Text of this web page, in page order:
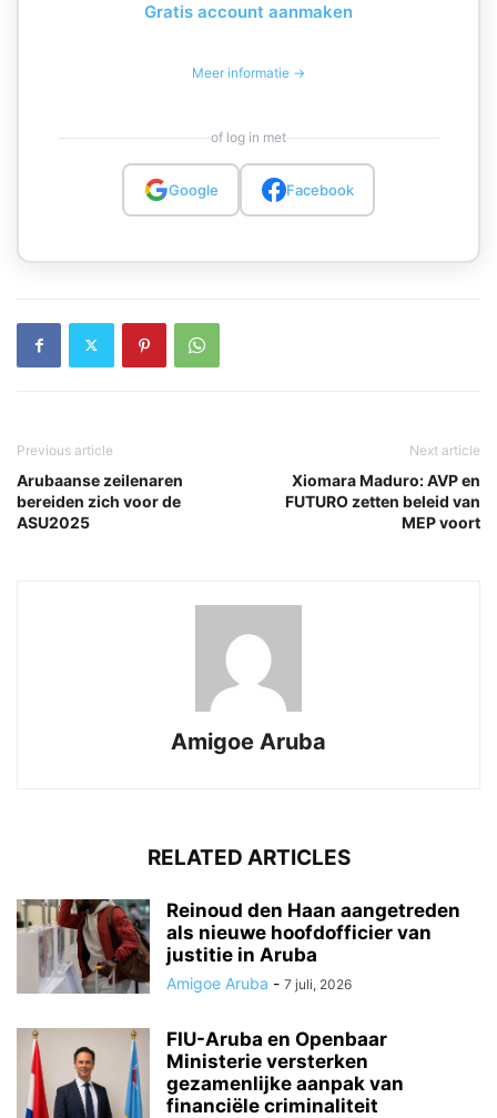
Gratis account aanmaken
Meer informatie →
of log in met
Google Facebook
Previous article
Arubaanse zeilenaren
bereiden zich voor de
ASU2025
Next article
Xiomara Maduro: AVP en
FUTURO zetten beleid van
MEP voort
Amigoe Aruba
RELATED ARTICLES
Reinoud den Haan aangetreden
als nieuwe hoofdofficier van
justitie in Aruba
Amigoe Aruba - 7 juli, 2026
FIU-Aruba en Openbaar
Ministerie versterken
gezamenlijke aanpak van
financiële criminaliteit